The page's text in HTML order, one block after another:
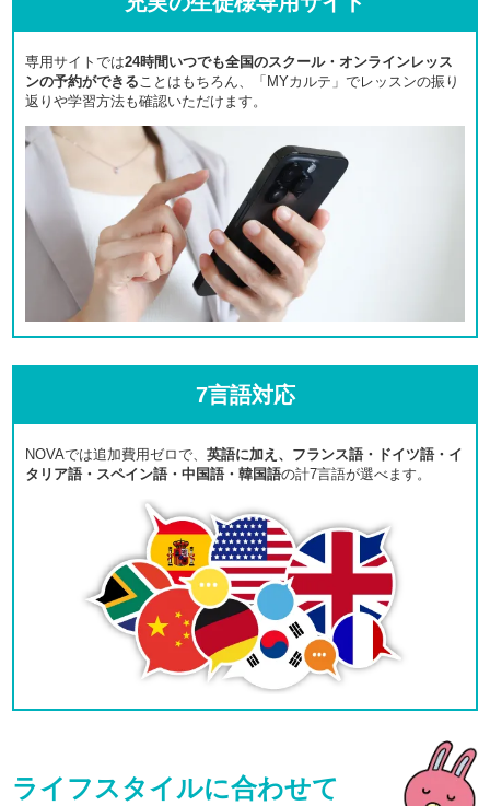
専用サイトでは24時間いつでも全国のスクール・オンラインレッス
ンの予約ができる ことはもちろん、「MYカルテ」でレッスンの振り
返りや学習方法も確認いただけます。
7言語対応
NOVAでは追加費用ゼロで、 英語に加え、フランス語・ドイツ語・イ
タリア語・スペイン語・中国語・韓国語の計7言語が選べます。
ライフスタイルに合わせて